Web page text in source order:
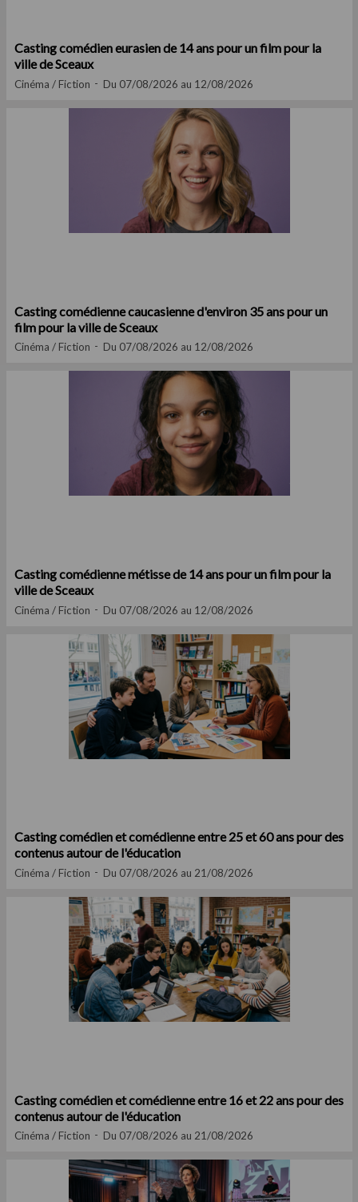
Casting comédien eurasien de 14 ans pour un film pour la
ville de Sceaux
Cinéma / Fiction Du 07/08/2026 au 12/08/2026
Casting comédienne caucasienne d'environ 35 ans pour un
film pour la ville de Sceaux
Cinéma / Fiction Du 07/08/2026 au 12/08/2026
Casting comédienne métisse de 14 ans pour un film pour la
ville de Sceaux
Cinéma / Fiction Du 07/08/2026 au 12/08/2026
Casting comédien et comédienne entre 25 et 60 ans pour des
contenus autour de l'éducation
Cinéma / Fiction Du 07/08/2026 au 21/08/2026
Casting comédien et comédienne entre 16 et 22 ans pour des
contenus autour de l'éducation
Cinéma / Fiction Du 07/08/2026 au 21/08/2026